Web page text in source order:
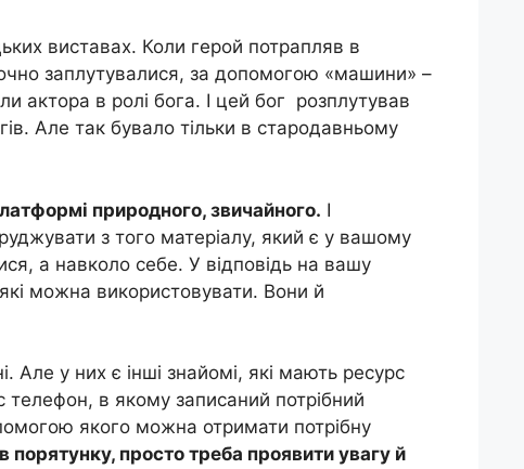
виставах. Коли герой потрапляв в
заплутувалися, за допомогою «машини» –
актора в ролі бога. І цей бог розплутував
Але так бувало тільки в стародавньому
природного, звичайного. І
з того матеріалу, який є у вашому
а навколо себе. У відповідь на вашу
можна використовувати. Вони й
Але у них є інші знайомі, які мають ресурс
в якому записаний потрібний
якого можна отримати потрібну
порятунку, просто треба проявити увагу й